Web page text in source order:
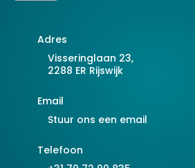
Adres
Visseringlaan 23,
2288 ER Rijswijk
Email
Stuur ons een email
Telefoon